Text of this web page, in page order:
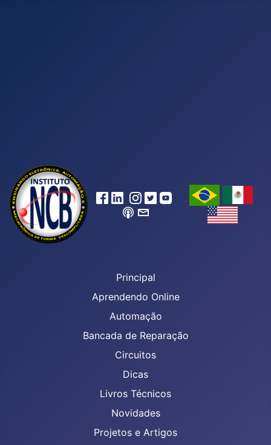
Principal
Aprendendo Online
Automação
Bancada de Reparação
Circuitos
Dicas
Livros Técnicos
Novidades
Projetos e Artigos